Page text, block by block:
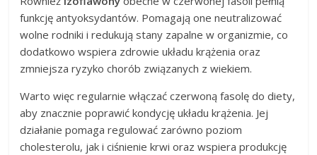
funkcję antyoksydantów. Pomagają one neutralizować
wolne rodniki i redukują stany zapalne w organizmie, co
dodatkowo wspiera zdrowie układu krążenia oraz
zmniejsza ryzyko chorób związanych z wiekiem.
Warto więc regularnie włączać czerwoną fasolę do diety,
aby znacznie poprawić kondycję układu krążenia. Jej
działanie pomaga regulować zarówno poziom
cholesterolu, jak i ciśnienie krwi oraz wspiera produkcję